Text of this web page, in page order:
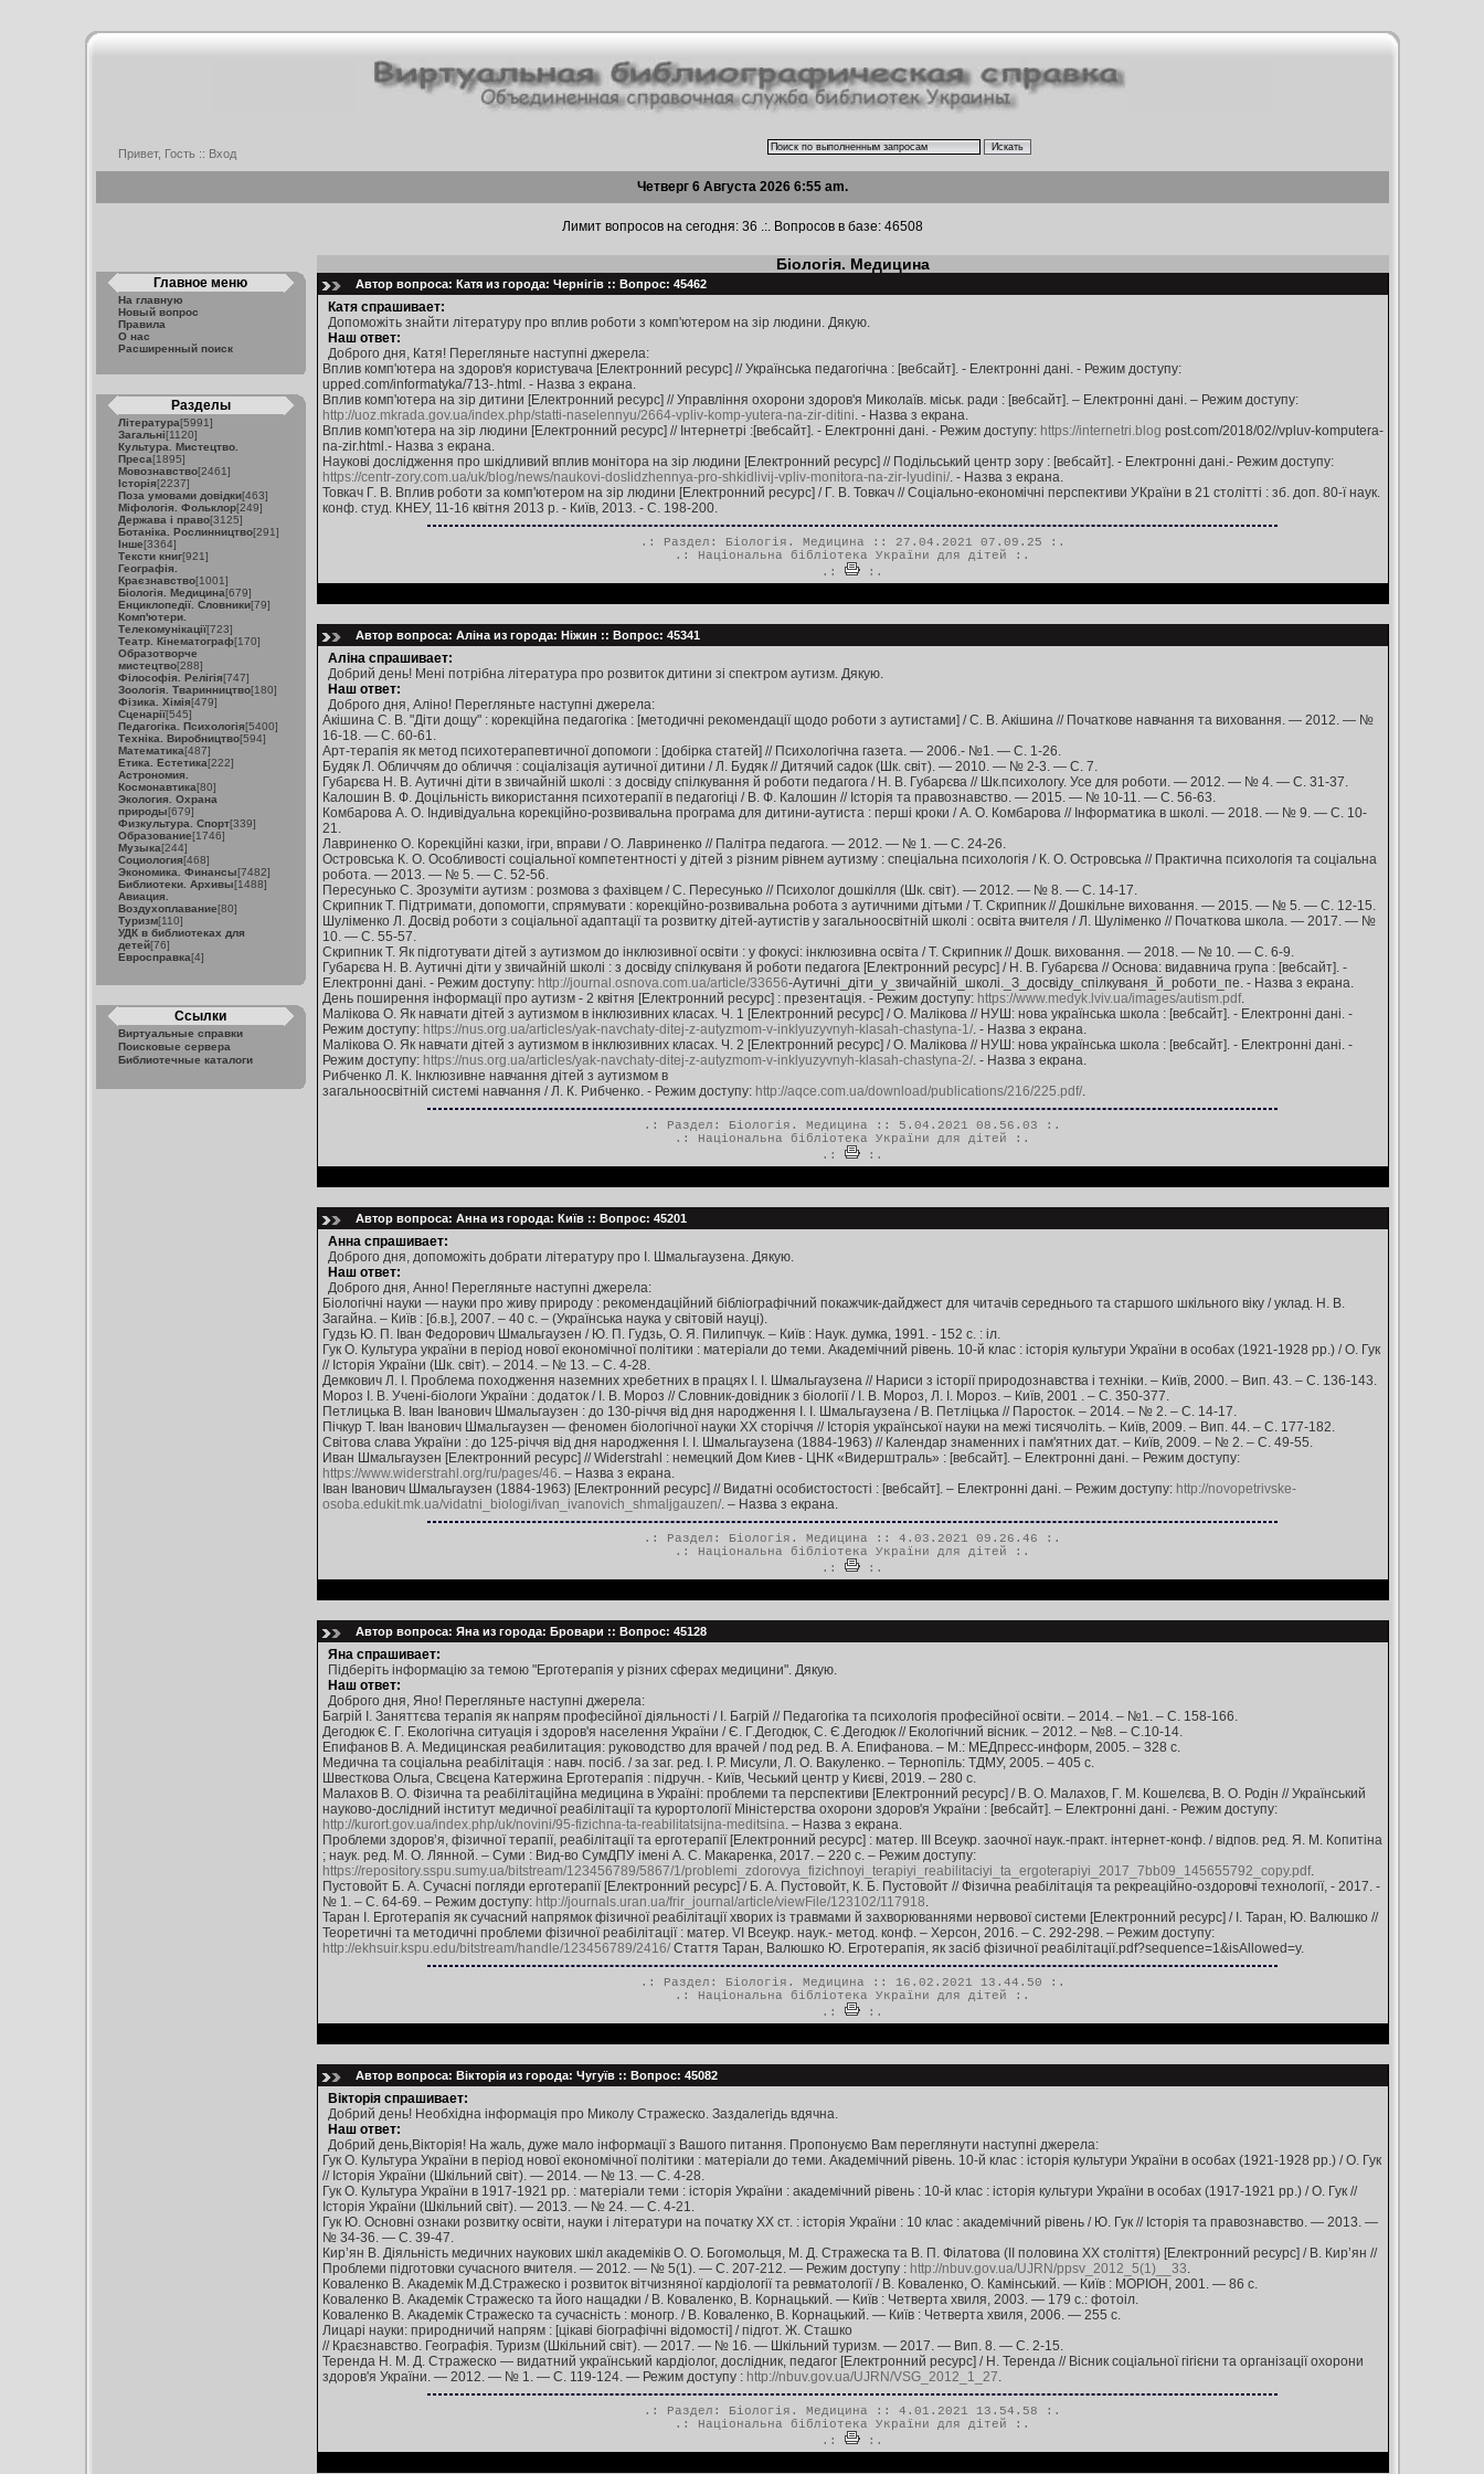
Привет, Гость :: Вход
Четверг 6 Августа 2026 6:55 am.
Лимит вопросов на сегодня: 36 .:. Вопросов в базе: 46508
Главное меню
На главную
Новый вопрос
Правила
О нас
Расширенный поиск
Разделы
Література[5991]
Загальні[1120]
Культура. Мистецтво.
Преса[1895]
Мовознавство[2461]
Історія[2237]
Поза умовами довідки[463]
Міфологія. Фольклор[249]
Держава і право[3125]
Ботаніка. Рослинництво[291]
Інше[3364]
Тексти книг[921]
Географія.
Краєзнавство[1001]
Біологія. Медицина[679]
Енциклопедії. Словники[79]
Комп'ютери.
Телекомунікації[723]
Театр. Кінематограф[170]
Образотворче
мистецтво[288]
Філософія. Релігія[747]
Зоологія. Тваринництво[180]
Фізика. Хімія[479]
Сценарії[545]
Педагогіка. Психологія[5400]
Техніка. Виробництво[594]
Математика[487]
Етика. Естетика[222]
Астрономия.
Космонавтика[80]
Экология. Охрана
природы[679]
Физкультура. Спорт[339]
Образование[1746]
Музыка[244]
Социология[468]
Экономика. Финансы[7482]
Библиотеки. Архивы[1488]
Авиация.
Воздухоплавание[80]
Туризм[110]
УДК в библиотеках для
детей[76]
Евросправка[4]
Ссылки
Виртуальные справки
Поисковые сервера
Библиотечные каталоги
Біологія. Медицина
Автор вопроса: Катя из города: Чернігів :: Вопрос: 45462
Катя спрашивает:
Допоможіть знайти літературу про вплив роботи з комп'ютером на зір людини. Дякую.
Наш ответ:
Доброго дня, Катя! Перегляньте наступні джерела:
Вплив комп'ютера на здоров'я користувача [Електронний ресурс] // Українська педагогічна : [вебсайт]. - Електронні дані. - Режим доступу:
upped.com/informatyka/713-.html. - Назва з екрана.
Вплив комп'ютера на зір дитини [Електронний ресурс] // Управління охорони здоров'я Миколаїв. міськ. ради : [вебсайт]. – Електронні дані. – Режим доступу:
http://uoz.mkrada.gov.ua/index.php/statti-naselennyu/2664-vpliv-komp-yutera-na-zir-ditini. - Назва з екрана.
Вплив комп'ютера на зір людини [Електронний ресурс] // Інтернетрі :[вебсайт]. - Електронні дані. - Режим доступу: https://internetri.blog post.com/2018/02//vpluv-komputera-
na-zir.html.- Назва з екрана.
Наукові дослідження про шкідливий вплив монітора на зір людини [Електронний ресурс] // Подільський центр зору : [вебсайт]. - Електронні дані.- Режим доступу:
https://centr-zory.com.ua/uk/blog/news/naukovi-doslidzhennya-pro-shkidlivij-vpliv-monitora-na-zir-lyudini/. - Назва з екрана.
Товкач Г. В. Вплив роботи за комп'ютером на зір людини [Електронний ресурс] / Г. В. Товкач // Соціально-економічні перспективи УКраїни в 21 столітті : зб. доп. 80-ї наук.
конф. студ. КНЕУ, 11-16 квітня 2013 р. - Київ, 2013. - С. 198-200.
.: Раздел: Біологія. Медицина :: 27.04.2021 07.09.25 :.
.: Національна бібліотека України для дітей :.
.:
:.
Автор вопроса: Аліна из города: Ніжин :: Вопрос: 45341
Аліна спрашивает:
Добрий день! Мені потрібна література про розвиток дитини зі спектром аутизм. Дякую.
Наш ответ:
Доброго дня, Аліно! Перегляньте наступні джерела:
Акішина С. В. "Діти дощу" : корекційна педагогіка : [методичні рекомендації щодо роботи з аутистами] / С. В. Акішина // Початкове навчання та виховання. — 2012. — №
16-18. — С. 60-61.
Арт-терапія як метод психотерапевтичної допомоги : [добірка статей] // Психологічна газета. — 2006.- №1. — С. 1-26.
Будяк Л. Обличчям до обличчя : соціалізація аутичної дитини / Л. Будяк // Дитячий садок (Шк. світ). — 2010. — № 2-3. — С. 7.
Губарєва Н. В. Аутичні діти в звичайній школі : з досвіду спілкування й роботи педагога / Н. В. Губарєва // Шк.психологу. Усе для роботи. — 2012. — № 4. — С. 31-37.
Калошин В. Ф. Доцільність використання психотерапії в педагогіці / В. Ф. Калошин // Історія та правознавство. — 2015. — № 10-11. — С. 56-63.
Комбарова А. О. Індивідуальна корекційно-розвивальна програма для дитини-аутиста : перші кроки / А. О. Комбарова // Інформатика в школі. — 2018. — № 9. — С. 10-
21.
Лавриненко О. Корекційні казки, ігри, вправи / О. Лавриненко // Палітра педагога. — 2012. — № 1. — С. 24-26.
Островська К. О. Особливості соціальної компетентності у дітей з різним рівнем аутизму : спеціальна психологія / К. О. Островська // Практична психологія та соціальна
робота. — 2013. — № 5. — С. 52-56.
Пересунько С. Зрозуміти аутизм : розмова з фахівцем / С. Пересунько // Психолог дошкілля (Шк. світ). — 2012. — № 8. — С. 14-17.
Скрипник Т. Підтримати, допомогти, спрямувати : корекційно-розвивальна робота з аутичними дітьми / Т. Скрипник // Дошкільне виховання. — 2015. — № 5. — С. 12-15.
Шуліменко Л. Досвід роботи з соціальної адаптації та розвитку дітей-аутистів у загальноосвітній школі : освіта вчителя / Л. Шуліменко // Початкова школа. — 2017. — №
10. — С. 55-57.
Скрипник Т. Як підготувати дітей з аутизмом до інклюзивної освіти : у фокусі: інклюзивна освіта / Т. Скрипник // Дошк. виховання. — 2018. — № 10. — С. 6-9.
Губарєва Н. В. Аутичні діти у звичайній школі : з досвіду спілкуваня й роботи педагога [Електронний ресурс] / Н. В. Губарєва // Основа: видавнича група : [вебсайт]. -
Електронні дані. - Режим доступу: http://journal.osnova.com.ua/article/33656-Аутичні_діти_у_звичайній_школі._З_досвіду_спілкуваня_й_роботи_пе. - Назва з екрана.
День поширення інформації про аутизм - 2 квітня [Електронний ресурс] : презентація. - Режим доступу: https://www.medyk.lviv.ua/images/autism.pdf.
Малікова О. Як навчати дітей з аутизмом в інклюзивних класах. Ч. 1 [Електронний ресурс] / О. Малікова // НУШ: нова українська школа : [вебсайт]. - Електронні дані. -
Режим доступу: https://nus.org.ua/articles/yak-navchaty-ditej-z-autyzmom-v-inklyuzyvnyh-klasah-chastyna-1/. - Назва з екрана.
Малікова О. Як навчати дітей з аутизмом в інклюзивних класах. Ч. 2 [Електронний ресурс] / О. Малікова // НУШ: нова українська школа : [вебсайт]. - Електронні дані. -
Режим доступу: https://nus.org.ua/articles/yak-navchaty-ditej-z-autyzmom-v-inklyuzyvnyh-klasah-chastyna-2/. - Назва з екрана.
Рибченко Л. К. Інклюзивне навчання дітей з аутизмом в
загальноосвітній системі навчання / Л. К. Рибченко. - Режим доступу: http://aqce.com.ua/download/publications/216/225.pdf/.
.: Раздел: Біологія. Медицина :: 5.04.2021 08.56.03 :.
.: Національна бібліотека України для дітей :.
.:
:.
Автор вопроса: Анна из города: Київ :: Вопрос: 45201
Анна спрашивает:
Доброго дня, допоможіть добрати літературу про І. Шмальгаузена. Дякую.
Наш ответ:
Доброго дня, Анно! Перегляньте наступні джерела:
Біологічні науки — науки про живу природу : рекомендаційний бібліографічний покажчик-дайджест для читачів середнього та старшого шкільного віку / уклад. Н. В.
Загайна. – Київ : [б.в.], 2007. – 40 с. – (Українська наука у світовій науці).
Гудзь Ю. П. Іван Федорович Шмальгаузен / Ю. П. Гудзь, О. Я. Пилипчук. – Київ : Наук. думка, 1991. - 152 с. : іл.
Гук О. Культура україни в період нової економічної політики : матеріали до теми. Академічний рівень. 10-й клас : історія культури України в особах (1921-1928 рр.) / О. Гук
// Історія України (Шк. світ). – 2014. – № 13. – С. 4-28.
Демкович Л. І. Проблема походження наземних хребетних в працях І. І. Шмальгаузена // Нариси з історії природознавства і техніки. – Київ, 2000. – Вип. 43. – С. 136-143.
Мороз І. В. Учені-біологи України : додаток / І. В. Мороз // Словник-довідник з біології / І. В. Мороз, Л. І. Мороз. – Київ, 2001 . – С. 350-377.
Петлицька В. Іван Іванович Шмальгаузен : до 130-річчя від дня народження І. І. Шмальгаузена / В. Петліцька // Паросток. – 2014. – № 2. – С. 14-17.
Пічкур Т. Іван Іванович Шмальгаузен — феномен біологічної науки XX сторіччя // Історія української науки на межі тисячоліть. – Київ, 2009. – Вип. 44. – С. 177-182.
Світова слава України : до 125-річчя від дня народження І. І. Шмальгаузена (1884-1963) // Календар знаменних і пам'ятних дат. – Київ, 2009. – № 2. – С. 49-55.
Иван Шмальгаузен [Електронний ресурс] // Widerstrahl : немецкий Дом Киев - ЦНК «Видерштраль» : [вебсайт]. – Електронні дані. – Режим доступу:
https://www.widerstrahl.org/ru/pages/46. – Назва з екрана.
Іван Іванович Шмальгаузен (1884-1963) [Електронний ресурс] // Видатні особистостості : [вебсайт]. – Електронні дані. – Режим доступу: http://novopetrivske-
osoba.edukit.mk.ua/vidatni_biologi/ivan_ivanovich_shmaljgauzen/. – Назва з екрана.
.: Раздел: Біологія. Медицина :: 4.03.2021 09.26.46 :.
.: Національна бібліотека України для дітей :.
.:
:.
Автор вопроса: Яна из города: Бровари :: Вопрос: 45128
Яна спрашивает:
Підберіть інформацію за темою "Ерготерапія у різних сферах медицини". Дякую.
Наш ответ:
Доброго дня, Яно! Перегляньте наступні джерела:
Багрій І. Заняттєва терапія як напрям професійної діяльності / І. Багрій // Педагогіка та психологія професійної освіти. – 2014. – №1. – С. 158-166.
Дегодюк Є. Г. Екологічна ситуація і здоров'я населення України / Є. Г.Дегодюк, С. Є.Дегодюк // Екологічний вісник. – 2012. – №8. – С.10-14.
Епифанов В. А. Медицинская реабилитация: руководство для врачей / под ред. В. А. Епифанова. – М.: МЕДпресс-информ, 2005. – 328 с.
Медична та соціальна реабілітація : навч. посіб. / за заг. ред. І. Р. Мисули, Л. О. Вакуленко. – Тернопіль: ТДМУ, 2005. – 405 с.
Швесткова Ольга, Свєцена Катержина Ерготерапія : підручн. - Київ, Чеський центр у Києві, 2019. – 280 с.
Малахов В. О. Фізична та реабілітаційна медицина в Україні: проблеми та перспективи [Електронний ресурс] / В. О. Малахов, Г. М. Кошелєва, В. О. Родін // Український
науково-дослідний інститут медичної реабілітації та курортології Міністерства охорони здоров'я України : [вебсайт]. – Електронні дані. - Режим доступу:
http://kurort.gov.ua/index.php/uk/novini/95-fizichna-ta-reabilitatsijna-meditsina. – Назва з екрана.
Проблеми здоров’я, фізичної терапії, реабілітації та ерготерапії [Електронний ресурс] : матер. ІІІ Всеукр. заочної наук.-практ. інтернет-конф. / відпов. ред. Я. М. Копитіна
; наук. ред. М. О. Лянной. – Суми : Вид-во СумДПУ імені А. С. Макаренка, 2017. – 220 с. – Режим доступу:
https://repository.sspu.sumy.ua/bitstream/123456789/5867/1/problemi_zdorovya_fizichnoyi_terapiyi_reabilitaciyi_ta_ergoterapiyi_2017_7bb09_145655792_copy.pdf.
Пустовойт Б. А. Сучасні погляди ерготерапії [Електронний ресурс] / Б. А. Пустовойт, К. Б. Пустовойт // Фізична реабілітація та рекреаційно-оздоровчі технології, - 2017. -
№ 1. – С. 64-69. – Режим доступу: http://journals.uran.ua/frir_journal/article/viewFile/123102/117918.
Таран І. Ерготерапія як сучасний напрямок фізичної реабілітації хворих із травмами й захворюваннями нервової системи [Електронний ресурс] / І. Таран, Ю. Валюшко //
Теоретичні та методичні проблеми фізичної реабілітації : матер. VІ Всеукр. наук.- метод. конф. – Херсон, 2016. – С. 292-298. – Режим доступу:
http://ekhsuir.kspu.edu/bitstream/handle/123456789/2416/Стаття Таран, Валюшко Ю. Егротерапія, як засіб фізичної реабілітації.pdf?sequence=1&isAllowed=y.
.: Раздел: Біологія. Медицина :: 16.02.2021 13.44.50 :.
.: Національна бібліотека України для дітей :.
.:
:.
Автор вопроса: Вікторія из города: Чугуїв :: Вопрос: 45082
Вікторія спрашивает:
Добрий день! Необхідна інформація про Миколу Стражеско. Заздалегідь вдячна.
Наш ответ:
Добрий день,Вікторія! На жаль, дуже мало інформації з Вашого питання. Пропонуємо Вам переглянути наступні джерела:
Гук О. Культура України в період нової економічної політики : матеріали до теми. Академічний рівень. 10-й клас : історія культури України в особах (1921-1928 рр.) / О. Гук
// Історія України (Шкільний світ). — 2014. — № 13. — С. 4-28.
Гук О. Культура України в 1917-1921 рр. : матеріали теми : історія України : академічний рівень : 10-й клас : історія культури України в особах (1917-1921 рр.) / О. Гук //
Історія України (Шкільний світ). — 2013. — № 24. — С. 4-21.
Гук Ю. Основні ознаки розвитку освіти, науки і літератури на початку ХХ ст. : історія України : 10 клас : академічний рівень / Ю. Гук // Історія та правознавство. — 2013. —
№ 34-36. — С. 39-47.
Кир’ян В. Діяльність медичних наукових шкіл академіків О. О. Богомольця, М. Д. Стражеска та В. П. Філатова (ІІ половина XX століття) [Електронний ресурс] / В. Кир’ян //
Проблеми підготовки сучасного вчителя. — 2012. — № 5(1). — С. 207-212. — Режим доступу : http://nbuv.gov.ua/UJRN/ppsv_2012_5(1)__33.
Коваленко В. Академік М.Д.Стражеско і розвиток вітчизняної кардіології та ревматології / В. Коваленко, О. Камінський. — Київ : МОРІОН, 2001. — 86 с.
Коваленко В. Академік Стражеско та його нащадки / В. Коваленко, В. Корнацький. — Київ : Четверта хвиля, 2003. — 179 с.: фотоіл.
Коваленко В. Академік Стражеско та сучасність : моногр. / В. Коваленко, В. Корнацький. — Київ : Четверта хвиля, 2006. — 255 c.
Лицарі науки: природничий напрям : [цікаві біографічні відомості] / підгот. Ж. Сташко
// Краєзнавство. Географія. Туризм (Шкільний світ). — 2017. — № 16. — Шкільний туризм. — 2017. — Вип. 8. — С. 2-15.
Теренда Н. М. Д. Стражеско — видатний український кардіолог, дослідник, педагог [Електронний ресурс] / Н. Теренда // Вісник соціальної гігієни та організації охорони
здоров'я України. — 2012. — № 1. — С. 119-124. — Режим доступу : http://nbuv.gov.ua/UJRN/VSG_2012_1_27.
.: Раздел: Біологія. Медицина :: 4.01.2021 13.54.58 :.
.: Національна бібліотека України для дітей :.
.:
:.